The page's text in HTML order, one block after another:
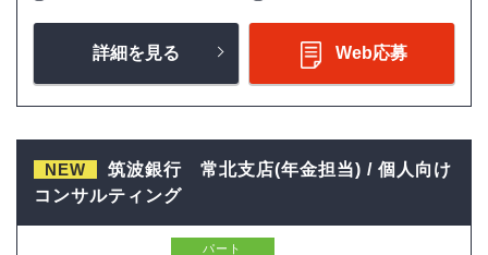
詳細を見る Web応募
NEW
筑波銀行 常北支店(年金担当) / 個人向け
コンサルティング
パート